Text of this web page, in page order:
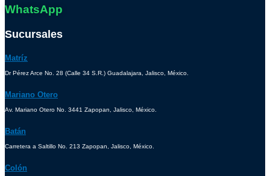
WhatsApp
Sucursales
Matríz
Dr Pérez Arce No. 28 (Calle 34 S.R.) Guadalajara, Jalisco, México.
Mariano Otero
Av. Mariano Otero No. 3441 Zapopan, Jalisco, México.
Batán
Carretera a Saltillo No. 213 Zapopan, Jalisco, México.
Colón